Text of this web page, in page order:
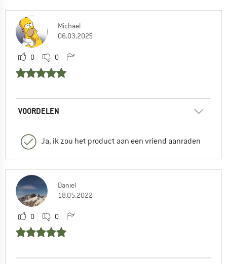
Michael
06.03.2025
0 0
VOORDELEN
Ja, ik zou het product aan een vriend aanraden
Daniel
18.05.2022
0 0